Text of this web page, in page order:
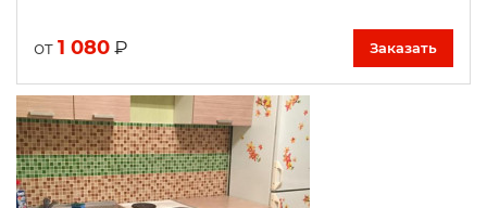
от 1 080 ₽ Заказать